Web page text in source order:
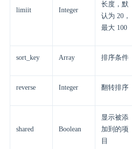
limiit Integer
长度，默
认为 20，
最大 100
sort_key Array 排序条件
reverse Integer 翻转排序
shared Boolean
显示被添
加到的项
目